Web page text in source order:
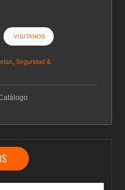
VISITANOS
,Seguridad &